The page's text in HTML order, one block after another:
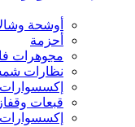
أوشحة
أحزمة
مجوهرات
نظارات
قبعات
إكسسوارات